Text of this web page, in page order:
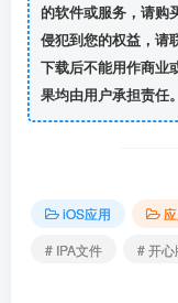
的软件或服务，请购
侵犯到您的权益，请
下载后不能用作商业
果均由用户承担责任。
iOS应用
# IPA文件
# 开心